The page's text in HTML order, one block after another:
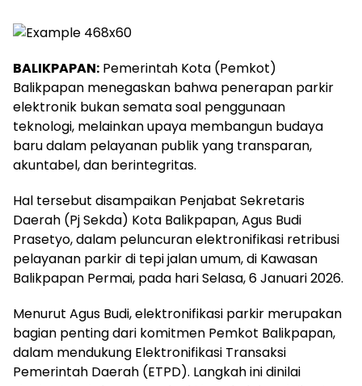
BALIKPAPAN: Pemerintah Kota (Pemkot)
Balikpapan menegaskan bahwa penerapan parkir
elektronik bukan semata soal penggunaan
teknologi, melainkan upaya membangun budaya
baru dalam pelayanan publik yang transparan,
akuntabel, dan berintegritas.
Hal tersebut disampaikan Penjabat Sekretaris
Daerah (Pj Sekda) Kota Balikpapan, Agus Budi
Prasetyo, dalam peluncuran elektronifikasi retribusi
pelayanan parkir di tepi jalan umum, di Kawasan
Balikpapan Permai, pada hari Selasa, 6 Januari 2026.
Menurut Agus Budi, elektronifikasi parkir merupakan
bagian penting dari komitmen Pemkot Balikpapan,
dalam mendukung Elektronifikasi Transaksi
Pemerintah Daerah (ETPD). Langkah ini dinilai